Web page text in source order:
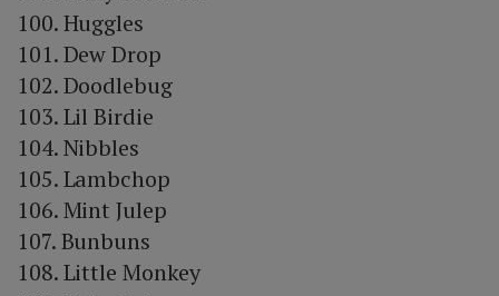
100. Huggles
101. Dew Drop
102. Doodlebug
103. Lil Birdie
104. Nibbles
105. Lambchop
106. Mint Julep
107. Bunbuns
108. Little Monkey